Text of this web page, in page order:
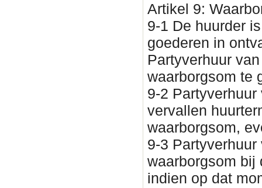
Artikel 9:
9-1 De huurder
goederen in
Partyverhuur
waarborgsom te
9-2
vervallen
waarborgsom,
9-3
waarborgsom bij
indien op dat